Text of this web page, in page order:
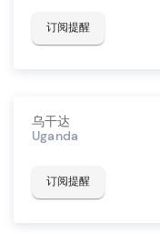
订阅提醒
乌干达
Uganda
订阅提醒